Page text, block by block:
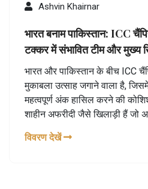
Ashvin Khairnar
भारत बनाम पाकिस्तान: ICC
टक्कर में संभावित टीम और मुख्य
भारत और पाकिस्तान के बीच ICC
मुकाबला उत्साह जगाने वाला है,
महत्वपूर्ण अंक हासिल करने की
शाहीन अफरीदी जैसे खिलाड़ी हैं जो
विवरण देखें